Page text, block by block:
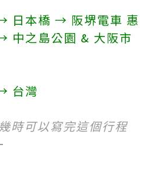
日本橋 → 阪堺電車 惠
中之島公園 & 大阪市
台灣
時可以寫完這個行程